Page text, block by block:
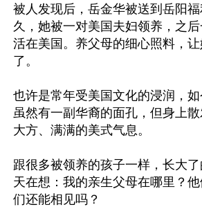
被人发现后，岳金华被送到岳阳
久，她被一对美国夫妇领养，之
活在美国。养父母的细心照料，
了。
也许是常年受美国文化的浸润，
虽然有一副华裔的面孔，但身上
大方、满满的美式气息。
跟很多被领养的孩子一样，长大
天在想：我的亲生父母在哪里？
们还能相见吗？